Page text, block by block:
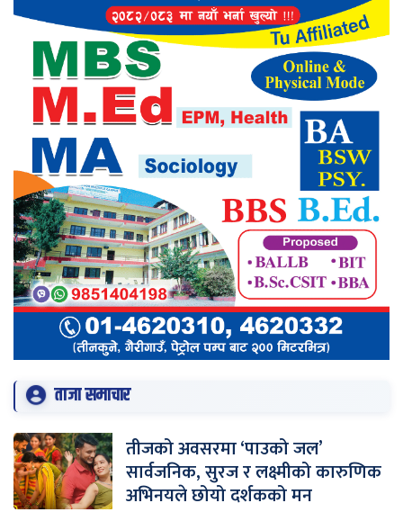
ताजा समाचार
तीजको अवसरमा ‘पाउको जल’
सार्वजनिक, सुरज र लक्ष्मीको कारुणिक
अभिनयले छोयो दर्शकको मन